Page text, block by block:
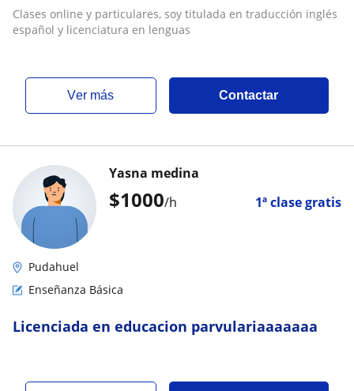
Clases online y particulares, soy titulada en traducción inglés
español y licenciatura en lenguas
ver más Contactar
$1000/h 1ª clase gratis
Yasna medina
Pudahuel
Enseñanza Básica
Licenciada en educacion parvulariaaaaaaa